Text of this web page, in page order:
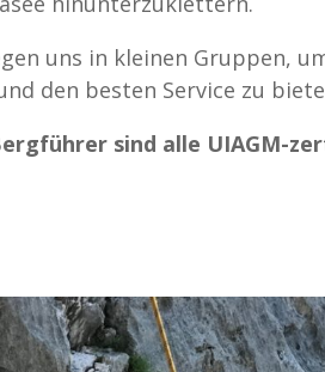
uns in kleinen Gruppen,
den besten Service zu
sind alle UIAGM-